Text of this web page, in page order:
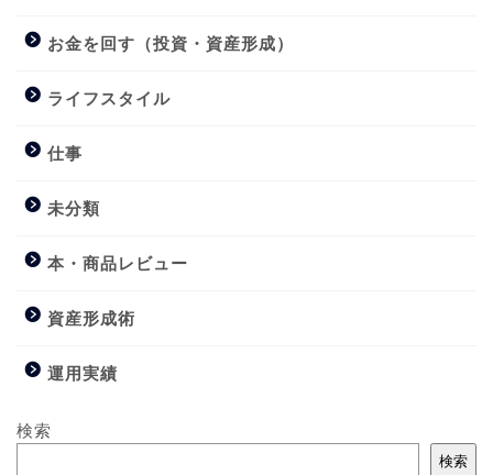
お金を回す（投資・資産形成）
ライフスタイル
仕事
未分類
本・商品レビュー
資産形成術
運用実績
検索
検索